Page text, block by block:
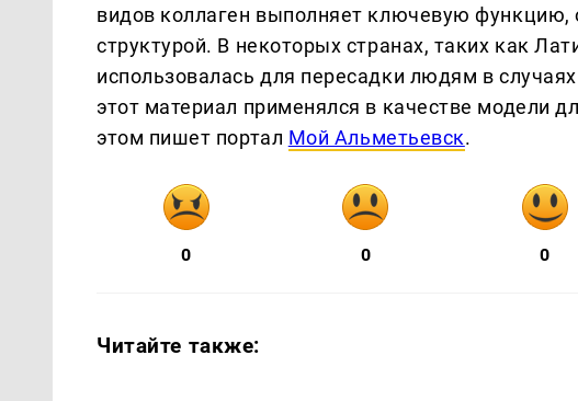
видов коллаген выполняет ключевую функцию,
структурой. В некоторых странах, таких как
использовалась для пересадки людям в
этот материал применялся в качестве модели
этом пишет портал Мой Альметьевск.
0 0 0
Читайте также: